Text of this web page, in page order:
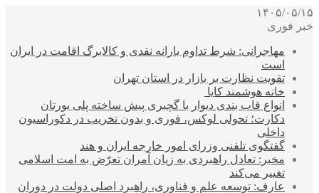
۱۴۰۵/۰۵/۱۵
خبر فوری
مهاجرانی: شرط تداوم یارانه نقدی و کالابرگ اقامت در ایران
است
تقویت نظارت بر بازار در استان تهران
خانه هوشمند کایا
انواع قاب بندی دیوار با گچبری پیش ساخته پلی یورتان
دکارت؛ تحولی لوکس، فوری و بدون تخریب در دکوراسیون
داخلی
گفتگوی تلفنی وزرای امور خارجه ایران و هند
مخبر: تعادل راهبردی به زیان آمران تعرّض به امت اسلامی
تغییر می‌کند
عارف: توسعه علم و فناوری، راهبرد اصلی دولت در دوران